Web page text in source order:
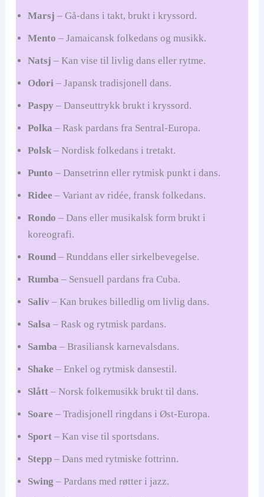
Marsj – Gå-dans i takt, brukt i kryssord.
Mento – Jamaicansk folkedans og musikk.
Natsj – Kan vise til livlig dans eller rytme.
Odori – Japansk tradisjonell dans.
Paspy – Danseuttrykk brukt i kryssord.
Polka – Rask pardans fra Sentral-Europa.
Polsk– Nordisk folkedans i tretakt.
Punto – Dansetrinn eller rytmisk punkt i dans.
Ridee – Variant av ridée, fransk folkedans.
Rondo – Dans eller musikalsk form brukt i
koreografi.
Round– Runddans eller sirkelbevegelse.
Rumba – Sensuell pardans fra Cuba.
Saliv– Kan brukes billedlig om livlig dans.
Salsa – Rask og rytmisk pardans.
Samba – Brasiliansk karnevalsdans.
Shake – Enkel og rytmisk dansestil.
Slått– Norsk folkemusikk brukt til dans.
Soare – Tradisjonell ringdans i Øst-Europa.
Sport– Kan vise til sportsdans.
Stepp– Dans med rytmiske fottrinn.
Swing – Pardans med røtter i jazz.